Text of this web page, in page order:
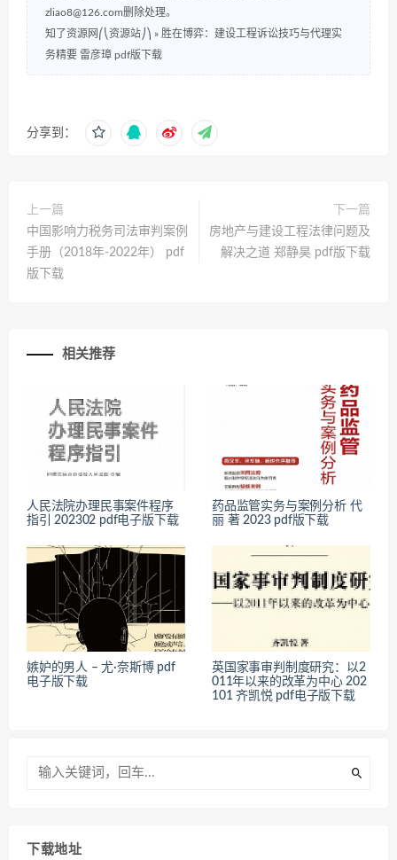
zliao8@126.com删除处理。
知了资源网⎛⎝资源站⎠⎞ » 胜在博弈：建设工程诉讼技巧与代理实
务精要 雷彦璋 pdf版下载
分享到：
上一篇
中国影响力税务司法审判案例
手册（2018年-2022年） pdf
版下载
下一篇
房地产与建设工程法律问题及
解决之道 郑静昊 pdf版下载
相关推荐
人民法院办理民事案件程序
指引 202302 pdf电子版下载
药品监管实务与案例分析 代
丽 著 2023 pdf版下载
嫉妒的男人 – 尤·奈斯博 pdf
电子版下载
英国家事审判制度研究：以2
011年以来的改革为中心 202
101 齐凯悦 pdf电子版下载
下载地址